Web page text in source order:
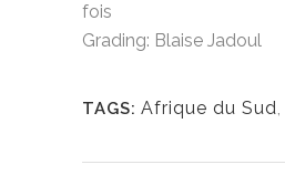
fois
Grading: Blaise Jadoul
TAGS: Afrique du Sud,